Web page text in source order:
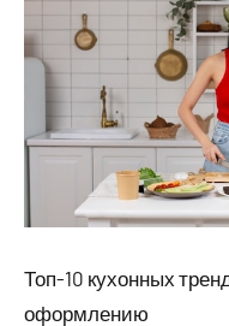
Топ-10 кухонных
оформлению